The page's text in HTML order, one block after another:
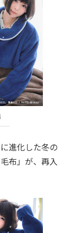
進化した冬の
布」が、再入